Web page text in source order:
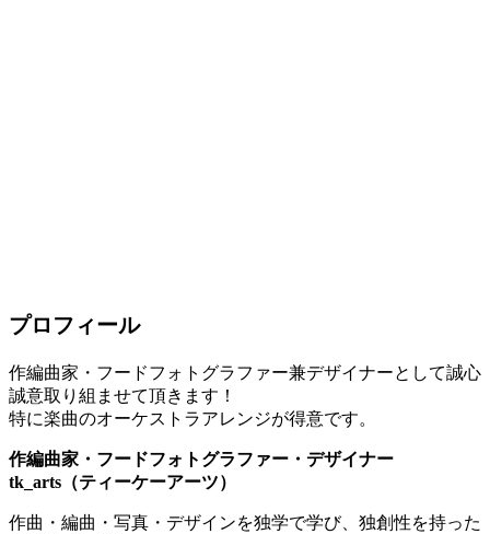
プロフィール
作編曲家・フードフォトグラファー兼デザイナーとして誠心
誠意取り組ませて頂きます！
特に楽曲のオーケストラアレンジが得意です。
作編曲家・フードフォトグラファー・デザイナー
tk_arts（ティーケーアーツ）
作曲・編曲・写真・デザインを独学で学び、独創性を持った